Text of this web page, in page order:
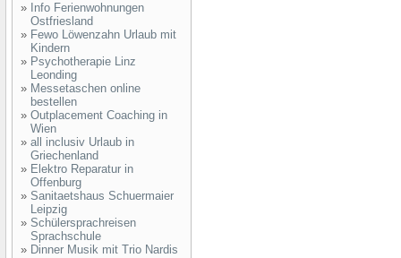
» Info Ferienwohnungen
Ostfriesland
» Fewo Löwenzahn Urlaub mit
Kindern
» Psychotherapie Linz
Leonding
» Messetaschen online
bestellen
» Outplacement Coaching in
Wien
» all inclusiv Urlaub in
Griechenland
» Elektro Reparatur in
Offenburg
» Sanitaetshaus Schuermaier
Leipzig
» Schülersprachreisen
Sprachschule
» Dinner Musik mit Trio Nardis